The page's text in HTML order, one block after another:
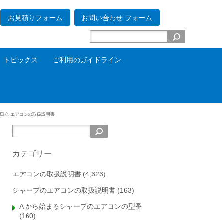
お見積りフォーム お問い合わせ フォーム
トピックス ご利用のガイドライン
日立 エアコンの取扱説明書
カテゴリー
エアコンの取扱説明書 (4,323)
シャープのエアコンの取扱説明書 (163)
A から始まるシャープのエアコンの型番
(160)